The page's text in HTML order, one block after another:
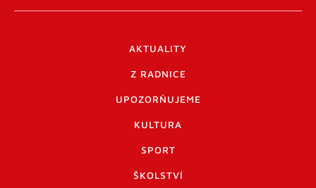
AKTUALITY
Z RADNICE
UPOZORŇUJEME
KULTURA
SPORT
ŠKOLSTVÍ